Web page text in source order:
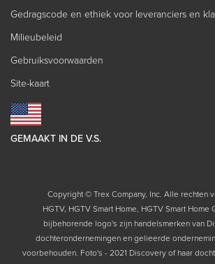
Gedragscode en ethiek voor leveranciers en
Milieubeleid
Gebruiksvoorwaarden
Site-kaart
GEMAAKT IN DE V.S.
Copyright © Trex Company, Inc. Alle rechten
HGTV, HGTV Smart Home, HGTV Smart Home
bijbehorende logo's zijn handelsmerken van
dochterondernemingen en gelieerde
voorbehouden. Foto's - 2021 Discovery of haar